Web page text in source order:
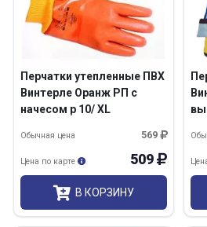
Перчатки утепленные ПВХ
Винтерле Оранж РП c
начесом р 10/ XL
569
Обычная цена
509
Цена по карте
В КОРЗИНУ